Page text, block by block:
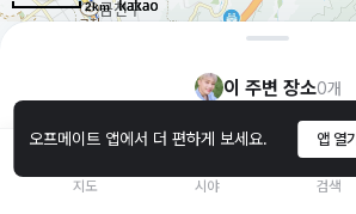
오프메이트 앱에서 더 편하게 보세요. 앱 열기
2km
이 주변 장소0개
지도 시야 검색